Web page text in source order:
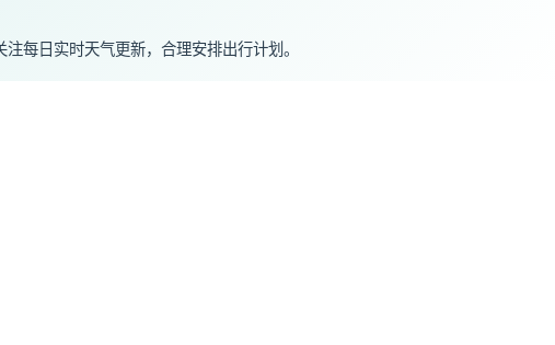
每日实时天气更新，合理安排出行计划。